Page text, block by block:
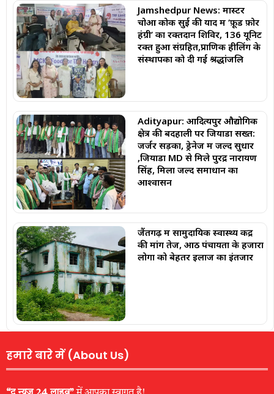
Jamshedpur News: मास्टर
चोआ कोक सुई की याद में ‘फ़ूड फ़ोर
हंग्री’ का रक्तदान शिविर, 136 यूनिट
रक्त हुआ संग्रहित,प्राणिक हीलिंग के
संस्थापकों को दी गई श्रद्धांजलि
Adityapur: आदित्यपुर औद्योगिक
क्षेत्र की बदहाली पर जियाडा सख्त:
जर्जर सड़कों, ड्रेनेज में जल्द सुधार
,जियाडा MD से मिले पुरेंद्र नारायण
सिंह, मिला जल्द समाधान का
आश्वासन
जैंतगढ़ में सामुदायिक स्वास्थ्य केंद्र
की मांग तेज, आठ पंचायतों के हजारों
लोगों को बेहतर इलाज का इंतजार
हमारे बारे में (About Us)